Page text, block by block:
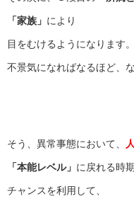
「家族」 により
目をむけるようになります
不景気になればなるほど、
そう、異常事態において、
「本能レベル」 に戻れる時
チャンスを利用して、